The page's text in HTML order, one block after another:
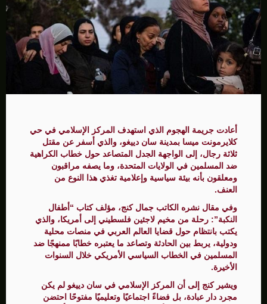
أعادت جريمة الهجوم الذي استهدف المركز الإسلامي في حي
كلايرمونت ميسا بمدينة سان دييغو، والذي أسفر عن مقتل
ثلاثة رجال، إلى الواجهة الجدل المتصاعد حول خطاب الكراهية
ضد المسلمين في الولايات المتحدة، وما يصفه مراقبون
ومعلقون بأنه بيئة سياسية وإعلامية تغذي هذا النوع من
العنف.
وفي مقال نشره الكاتب جمال كنج، مؤلف كتاب “أطفال
النكبة”: رحلة من مخيم لاجئين فلسطيني إلى أمريكا، والذي
يكتب بانتظام حول قضايا العالم العربي في منصات محلية
ودولية، يربط بين الحادثة وتصاعد ما يعتبره خطابًا ممنهجًا ضد
المسلمين في الخطاب السياسي الأمريكي خلال السنوات
الأخيرة.
ويشير كنج إلى أن المركز الإسلامي في سان دييغو لم يكن
مجرد دار عبادة، بل فضاءً اجتماعيًا وتعليميًا مفتوحًا احتضن